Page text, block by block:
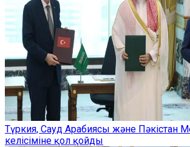
Түркия, Сауд Арабиясы және Пәкістан
келісіміне қол қойды